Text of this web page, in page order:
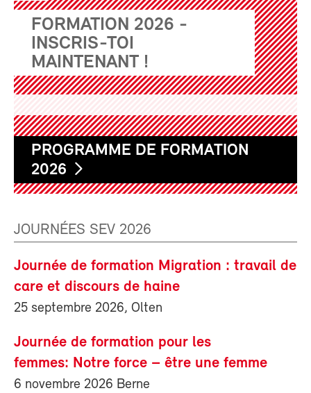
FORMATION 2026 -
INSCRIS-TOI
MAINTENANT !
PROGRAMME DE FORMATION
2026
JOURNÉES SEV 2026
Journée de formation Migration : travail de
care et discours de haine
25 septembre 2026, Olten
Journée de formation pour les
femmes: Notre force – être une femme
6 novembre 2026 Berne